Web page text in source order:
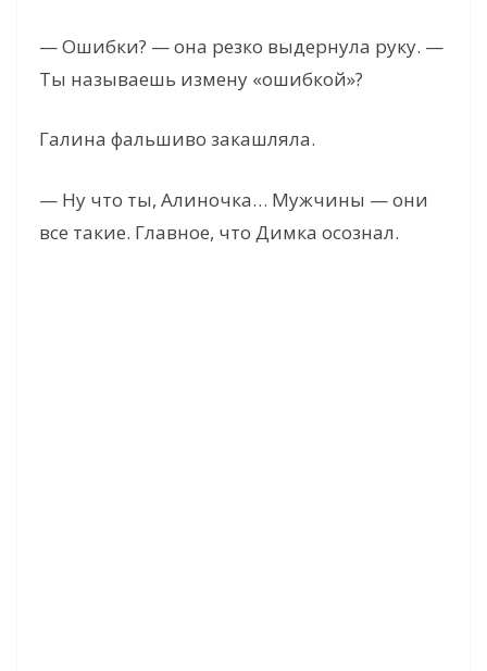
— Ошибки? — она резко выдернула руку. —
Ты называешь измену «ошибкой»?
Галина фальшиво закашляла.
— Ну что ты, Алиночка… Мужчины — они
все такие. Главное, что Димка осознал.